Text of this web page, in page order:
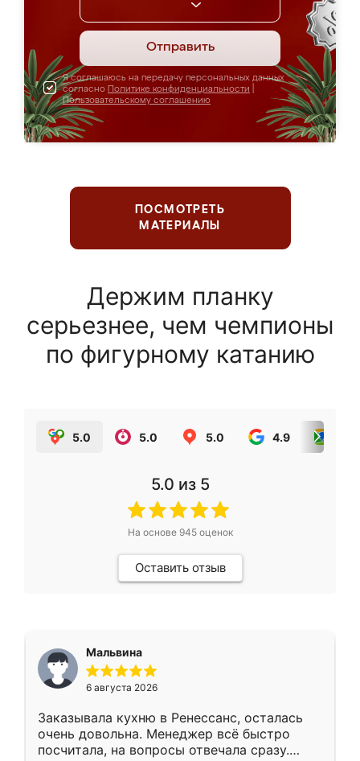
Отправить
Я соглашаюсь на передачу персональных данных
согласно Политике конфиденциальности
Пользовательскому соглашению
ПОСМОТРЕТЬ
МАТЕРИАЛЫ
Держим планку
серьезнее, чем чемпионы
по фигурному катанию
5.0 5.0 5.0 4.9
5.0 из 5
На основе 945оценок
Оставить отзыв
Мальвина
6 августа 2026
Заказывала кухню в Ренессанс, осталась
очень довольна. Менеджер всё быстро
посчитала, на вопросы отвечала сразу.